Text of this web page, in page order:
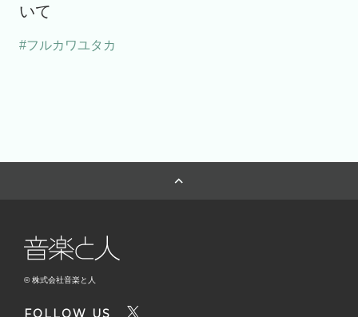
いて
#フルカワユタカ
© 株式会社音楽と人
FOLLOW US